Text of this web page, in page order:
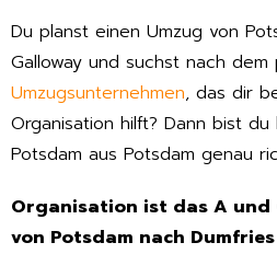
Du planst einen Umzug von
Galloway und suchst nach
Umzugsunternehmen, das dir
Organisation hilft? Dann bist
Potsdam aus Potsdam genau
Organisation ist das A und
von Potsdam nach